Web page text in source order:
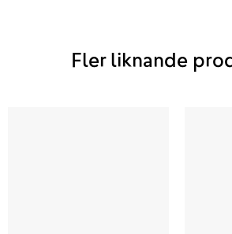
Fler liknande